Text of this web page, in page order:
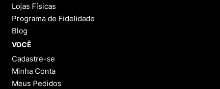
Lojas Físicas
Programa de Fidelidade
Blog
VOCÊ
Cadastre-se
Minha Conta
Meus Pedidos